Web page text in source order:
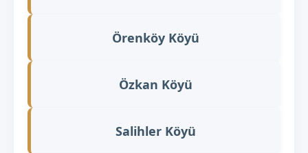
Örenköy Köyü
Özkan Köyü
Salihler Köyü